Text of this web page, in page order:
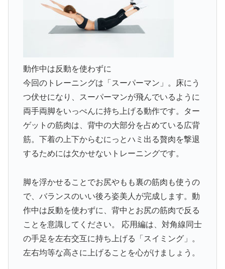
動作中は反動を使わずに
今回のトレーニングは「スーパーマン」。床にう
つ伏せになり、スーパーマンが飛んでいるように
両手両脚をいっぺんに持ち上げる動作です。ター
ゲットの筋肉は、背中の大部分を占めている広背
筋。下着の上下からむにっとハミ出る贅肉を撃退
するためには欠かせないトレーニングです。
脚を浮かせることでお尻やもも裏の筋肉も使うの
で、バランスのいい後ろ姿美人が完成します。動
作中は反動を使わずに、背中とお尻の筋肉で反る
ことを意識してください。 応用編は、対角線同士
の手足を左右交互に持ち上げる「スイミング」。
左右均等な高さに上げることを心がけましょう。